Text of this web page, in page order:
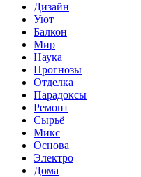
Дизайн
Уют
Балкон
Мир
Наука
Прогнозы
Отделка
Парадоксы
Ремонт
Сырьё
Микс
Основа
Электро
Дома